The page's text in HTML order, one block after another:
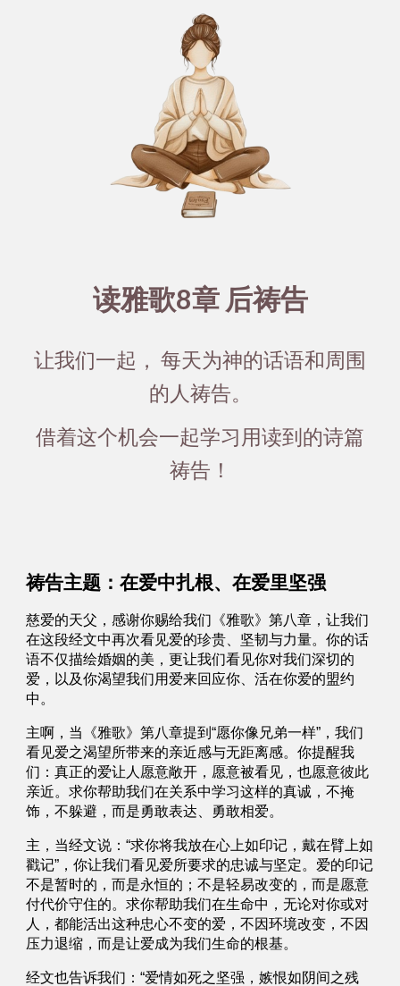
读雅歌8章 后祷告
让我们一起， 每天为神的话语和周围
的人祷告。
借着这个机会一起学习用读到的诗篇
祷告！
祷告主题：在爱中扎根、在爱里坚强
慈爱的天父，感谢你赐给我们《雅歌》第八章，让我们
在这段经文中再次看见爱的珍贵、坚韧与力量。你的话
语不仅描绘婚姻的美，更让我们看见你对我们深切的
爱，以及你渴望我们用爱来回应你、活在你爱的盟约
中。
主啊，当《雅歌》第八章提到“愿你像兄弟一样”，我们
看见爱之渴望所带来的亲近感与无距离感。你提醒我
们：真正的爱让人愿意敞开，愿意被看见，也愿意彼此
亲近。求你帮助我们在关系中学习这样的真诚，不掩
饰，不躲避，而是勇敢表达、勇敢相爱。
主，当经文说：“求你将我放在心上如印记，戴在臂上如
戳记”，你让我们看见爱所要求的忠诚与坚定。爱的印记
不是暂时的，而是永恒的；不是轻易改变的，而是愿意
付代价守住的。求你帮助我们在生命中，无论对你或对
人，都能活出这种忠心不变的爱，不因环境改变，不因
压力退缩，而是让爱成为我们生命的根基。
经文也告诉我们：“爱情如死之坚强，嫉恨如阴间之残